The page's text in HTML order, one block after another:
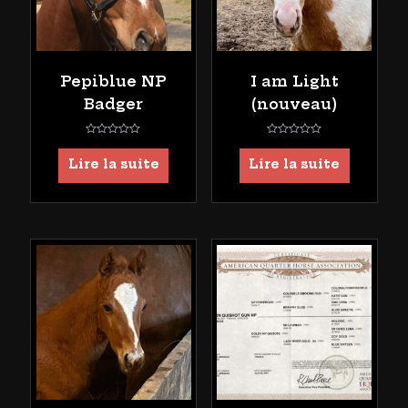
Pepiblue NP
Badger
Note
sur
5
Lire la suite
I am Light
(nouveau)
Note
sur
5
Lire la suite